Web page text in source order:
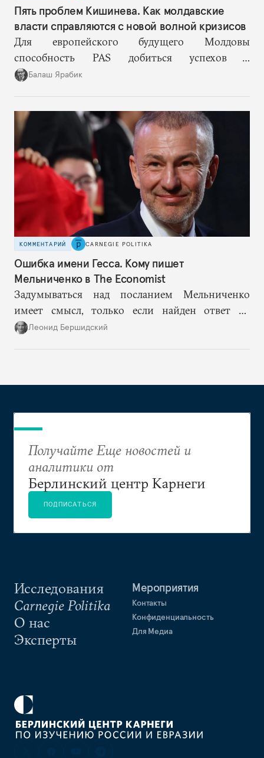
Пять проблем Кишинева. Как молдавские
власти справляются с новой волной кризисов
Для европейского будущего Молдовы
способность PAS добиться успехов в
госстроительстве может оказаться важнее, чем
Балаш Ярабик
КОММЕНТАРИЙ CARNEGIE POLITIKA
Ошибка имени Гесса. Кому пишет
Мельниченко в The Economist
Задумываться над посланием Мельниченко
имеет смысл, только если найден ответ на
главный вопрос — о том, как при любом
Леонид Бершидский
Исследования
Carnegie Politika
О нас
Эксперты
Мероприятия
Контакты
Конфиденциальность
Для Медиа
Получайте Еще новостей и
аналитики от
Берлинский центр Карнеги
ПОДПИСАТЬСЯ